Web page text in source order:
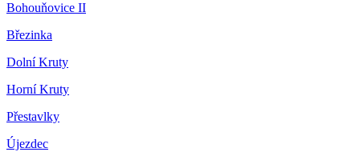
Bohouňovice II
Březinka
Dolní Kruty
Horní Kruty
Přestavlky
Újezdec